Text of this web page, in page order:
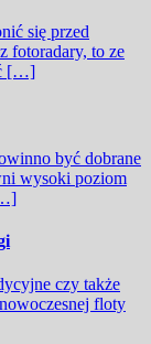
się przed
fotoradary, to ze
[…]
być dobrane
wysoki poziom
czy także
floty